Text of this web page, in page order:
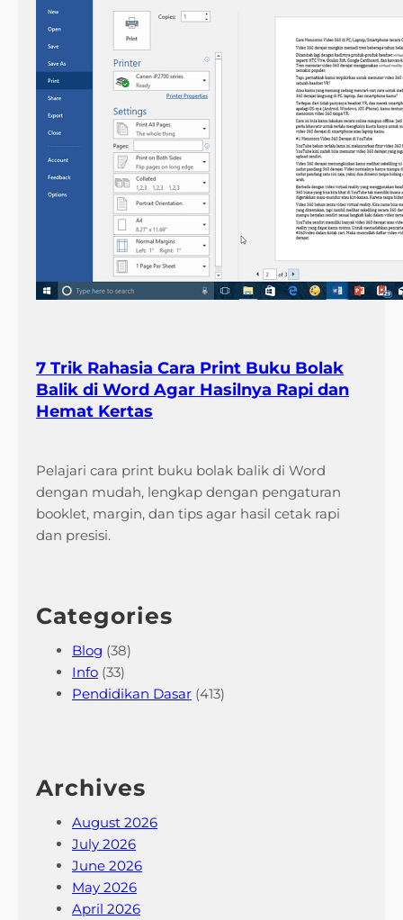
7 Trik Rahasia Cara Print Buku Bolak
Balik di Word Agar Hasilnya Rapi dan
Hemat Kertas
Pelajari cara print buku bolak balik di Word
dengan mudah, lengkap dengan pengaturan
booklet, margin, dan tips agar hasil cetak rapi
dan presisi.
Categories
Blog (38)
Info (33)
Pendidikan Dasar (413)
Archives
August 2026
July 2026
June 2026
May 2026
April 2026